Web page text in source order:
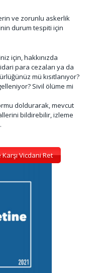
ve zorunlu askerlik
durum tespiti için
için, hakkınızda
para cezaları ya da
mü kısıtlanıyor?
Sivil ölüme mi
doldurarak, mevcut
bildirebilir, izleme
Vicdani Ret